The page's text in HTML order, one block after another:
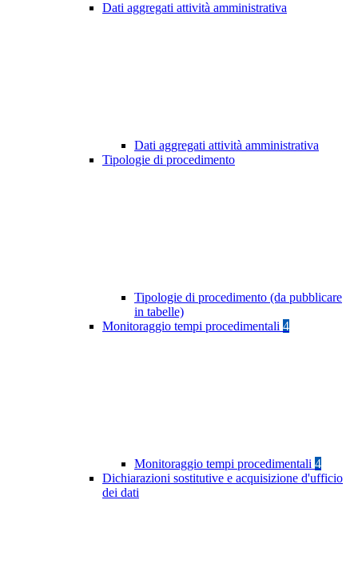
Dati aggregati attività amministrativa
Dati aggregati attività amministrativa
Tipologie di procedimento
Tipologie di procedimento (da pubblicare
in tabelle)
Monitoraggio tempi procedimentali 4
Monitoraggio tempi procedimentali 4
Dichiarazioni sostitutive e acquisizione d'ufficio
dei dati